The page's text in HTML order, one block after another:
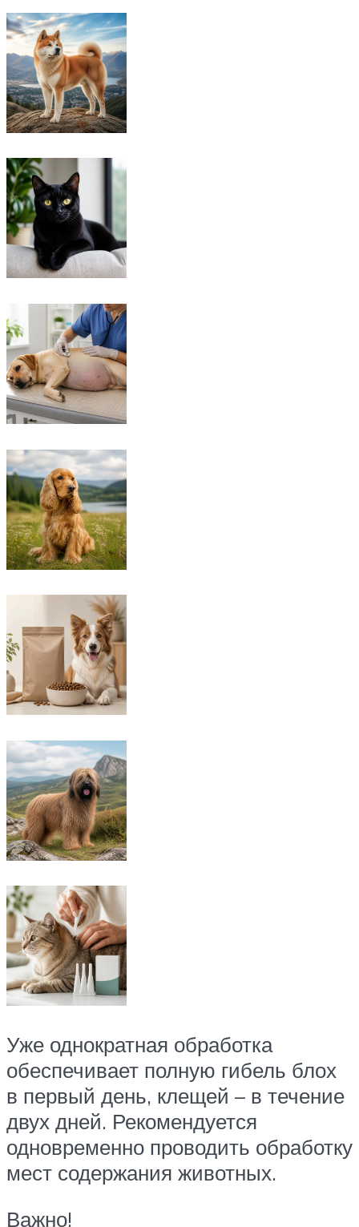
Уже однократная обработка
обеспечивает полную гибель блох
в первый день, клещей – в течение
двух дней. Рекомендуется
одновременно проводить обработку
мест содержания животных.
Важно!